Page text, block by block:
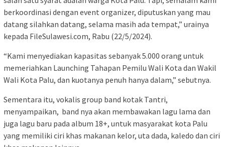
berkoordinasi dengan event organizer, diputuskan yang mau
datang silahkan datang, selama masih ada tempat,” urainya
kepada FileSulawesi.com, Rabu (22/5/2024).
“Kami menyediakan kapasitas sebanyak 5.000 orang untuk
memeriahkan Launching Tahapan Pemilu Wali Kota dan Wakil
Wali Kota Palu, dan kuotanya penuh hanya dalam,” sebutnya.
Sementara itu, vokalis group band kotak Tantri,
menyampaikan, band nya akan membawakan lagu lama dan
juga lagu baru pada album 18+, untuk masyarakat kota Palu
yang memiliki ciri khas makanan kelor, uta dada, kaledo dan ciri